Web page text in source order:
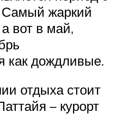
Самый жаркий
вот в май,
как дождливые.
отдыха стоит
– курорт